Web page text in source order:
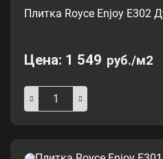
Плитка Royce Enjoy Е302
Цена: 1 549 руб./м2